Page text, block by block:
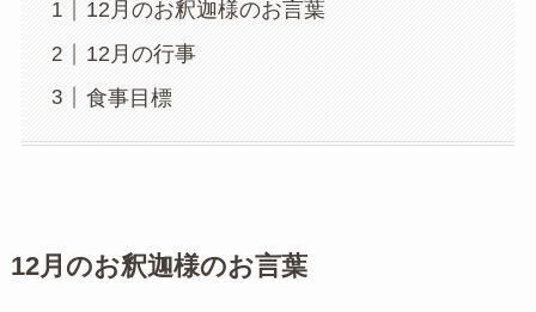
12月のお釈迦様のお言葉
12月の行事
食事目標
12月のお釈迦様のお言葉